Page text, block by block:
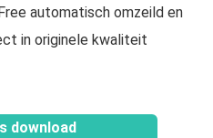
automatisch omzeild en
in originele kwaliteit
download